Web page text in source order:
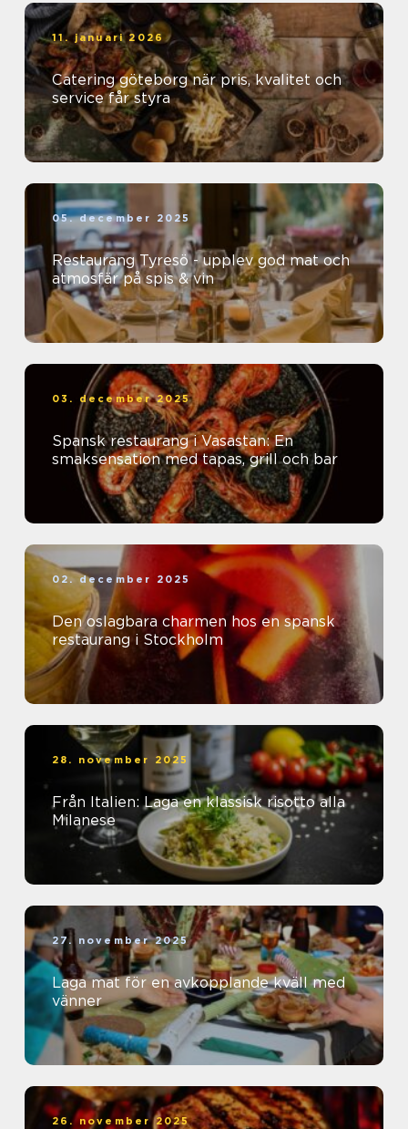
11. januari 2026
Catering göteborg när pris, kvalitet och
service får styra
05. december 2025
Restaurang Tyresö - upplev god mat och
atmosfär på spis & vin
03. december 2025
Spansk restaurang i Vasastan: En
smaksensation med tapas, grill och bar
02. december 2025
Den oslagbara charmen hos en spansk
restaurang i Stockholm
28. november 2025
Från Italien: Laga en klassisk risotto alla
Milanese
27. november 2025
Laga mat för en avkopplande kväll med
vänner
26. november 2025